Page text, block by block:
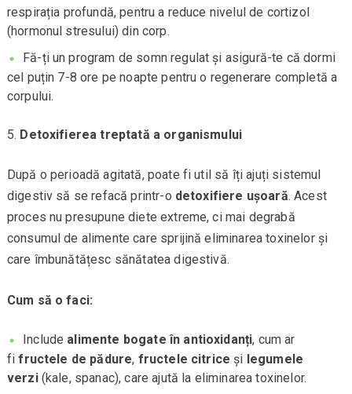
respirația profundă, pentru a reduce nivelul de cortizol
(hormonul stresului) din corp.
Fă-ți un program de somn regulat și asigură-te că dormi
cel puțin 7-8 ore pe noapte pentru o regenerare completă a
corpului.
Detoxifierea treptată a organismului
După o perioadă agitată, poate fi util să îți ajuți sistemul
digestiv să se refacă printr-o detoxifiere ușoară. Acest
proces nu presupune diete extreme, ci mai degrabă
consumul de alimente care sprijină eliminarea toxinelor și
care îmbunătățesc sănătatea digestivă.
Cum să o faci:
Include alimente bogate în antioxidanți, cum ar
fifructele de pădure, fructele citrice și legumele
verzi(kale, spanac), care ajută la eliminarea toxinelor.